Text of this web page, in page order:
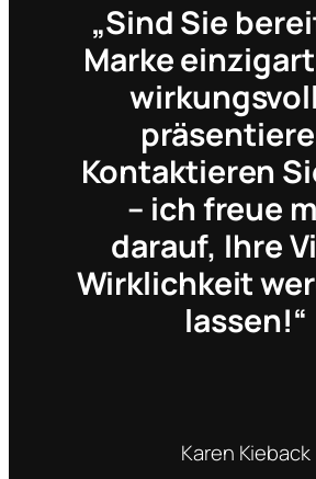
„Sind Sie
Marke
Kontaktieren
– ich freue
darauf, Ihre
Wirklichkeit
lassen!“
Karen Kieback